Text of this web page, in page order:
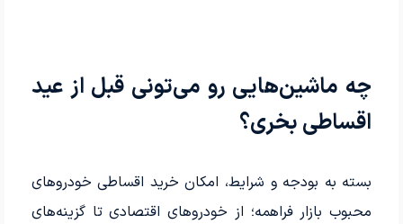
چه ماشین‌هایی رو می‌تونی قبل از عید
اقساطی بخری؟
بسته به بودجه و شرایط، امکان خرید اقساطی خودروهای
محبوب بازار فراهمه؛ از خودروهای اقتصادی تا گزینه‌های